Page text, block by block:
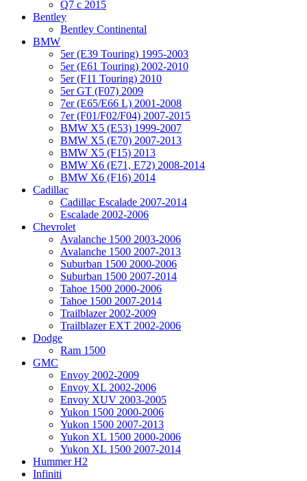
Q7 с 2015
Bentley
Bentley Continental
BMW
5er (E39 Touring) 1995-2003
5er (E61 Touring) 2002-2010
5er (F11 Touring) 2010
5er GT (F07) 2009
7er (E65/E66 L) 2001-2008
7er (F01/F02/F04) 2007-2015
BMW X5 (E53) 1999-2007
BMW X5 (E70) 2007-2013
BMW X5 (F15) 2013
BMW X6 (E71, E72) 2008-2014
BMW X6 (F16) 2014
Cadillac
Cadillac Escalade 2007-2014
Escalade 2002-2006
Chevrolet
Avalanche 1500 2003-2006
Avalanche 1500 2007-2013
Suburban 1500 2000-2006
Suburban 1500 2007-2014
Tahoe 1500 2000-2006
Tahoe 1500 2007-2014
Trailblazer 2002-2009
Trailblazer EXT 2002-2006
Dodge
Ram 1500
GMC
Envoy 2002-2009
Envoy XL 2002-2006
Envoy XUV 2003-2005
Yukon 1500 2000-2006
Yukon 1500 2007-2013
Yukon XL 1500 2000-2006
Yukon XL 1500 2007-2014
Hummer H2
Infiniti